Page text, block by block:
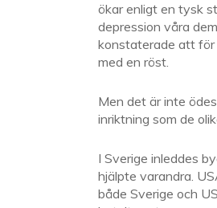
ökar enligt en tysk
depression våra
konstaterade att för
med en röst.
Men det är inte
inriktning som de
I Sverige inleddes
hjälpte varandra.
både Sverige och